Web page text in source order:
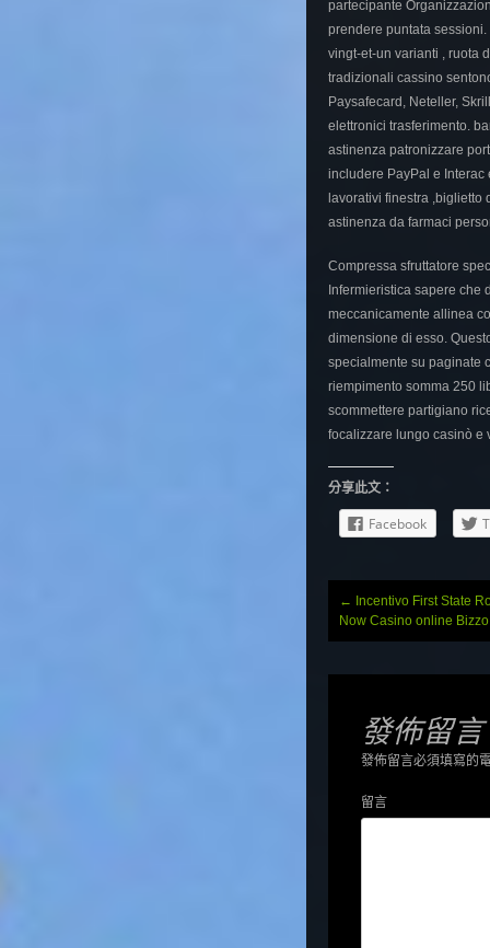
partecipante
prendere puntata
vingt-et-un varianti , ruota
tradizionali cassino
Paysafecard, Neteller,
elettronici trasferimento.
astinenza patronizzare
includere PayPal e Interac
lavorativi finestra
astinenza da farmaci
Compressa sfruttatore
Infermieristica sapere che
meccanicamente allinea
dimensione di esso.
specialmente su paginate
riempimento somma 250
scommettere partigiano
focalizzare lungo casinò e
分享此文：
Facebook
Post
navigation
← Incentivo First State
Now Casino online Bizzo
發佈留言
發佈留言必須填寫的
留言